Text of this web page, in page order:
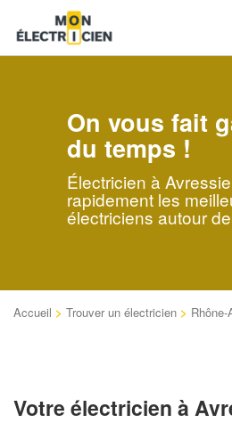
On vous fait
du temps !
Électricien à
rapidement les
électriciens autour
Accueil > Trouver un électricien > Rhône-
Votre électricien à